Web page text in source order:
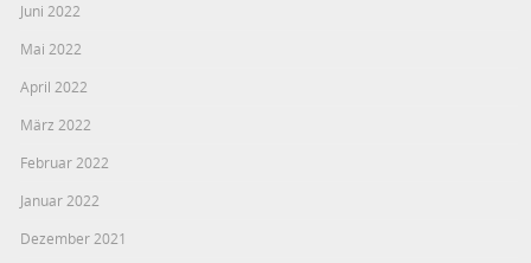
Juni 2022
Mai 2022
April 2022
März 2022
Februar 2022
Januar 2022
Dezember 2021